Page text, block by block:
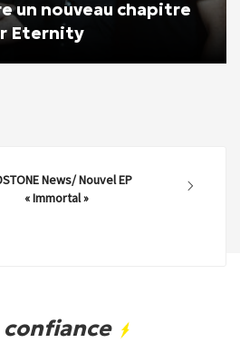
un nouveau chapitre
Eternity
News/ Nouvel EP
« Immortal »